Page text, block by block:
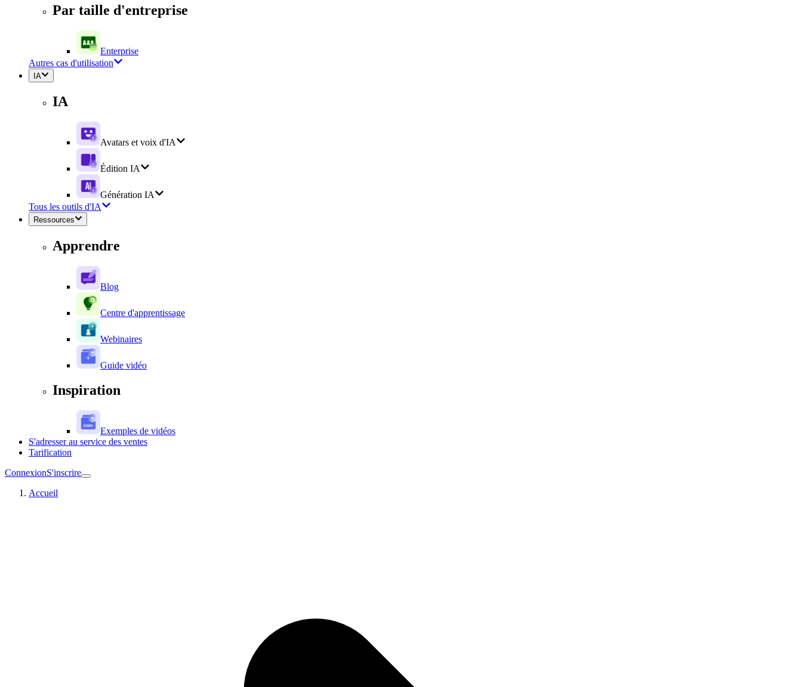
Par taille d'entreprise
Enterprise
Autres cas d'utilisation
IA
IA
Avatars et voix d'IA
Édition IA
Génération IA
Tous les outils d'IA
Ressources
Apprendre
Blog
Centre d'apprentissage
Webinaires
Guide vidéo
Inspiration
Exemples de vidéos
S'adresser au service des ventes
Tarification
ConnexionS'inscrire
Accueil